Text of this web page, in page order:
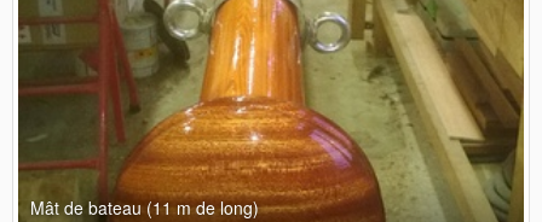
Mât de bateau (11 m de long)